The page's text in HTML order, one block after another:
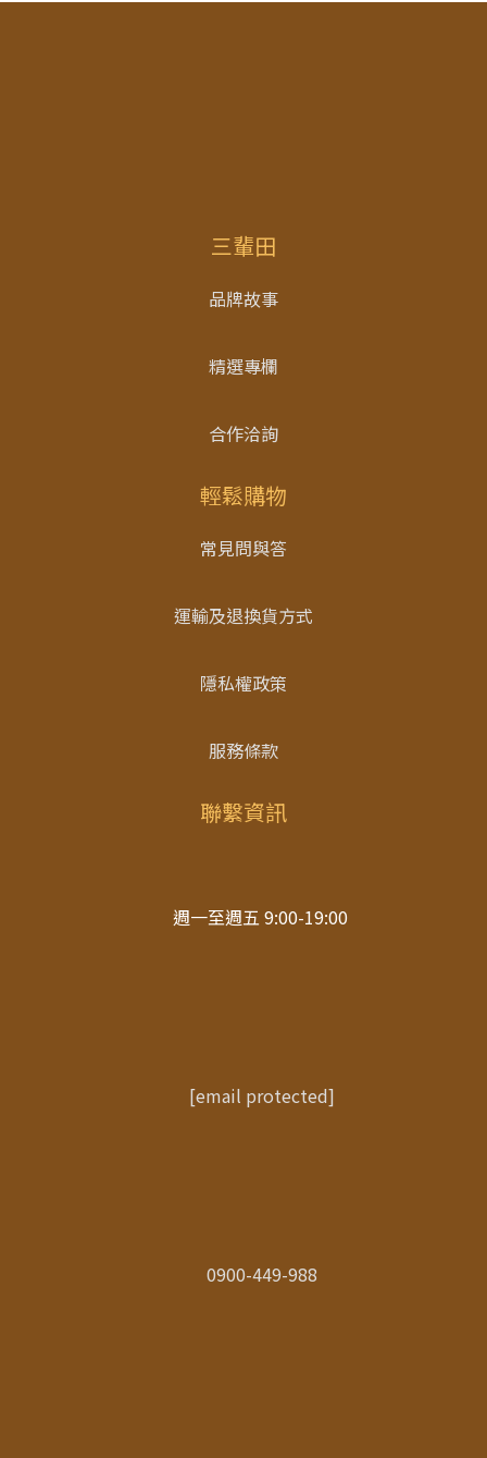
三輩田
品牌故事
精選專欄
合作洽詢
輕鬆購物
常見問與答
運輸及退換貨方式
隱私權政策
服務條款
聯繫資訊
週一至週五 9:00-19:00
[email protected]
0900-449-988